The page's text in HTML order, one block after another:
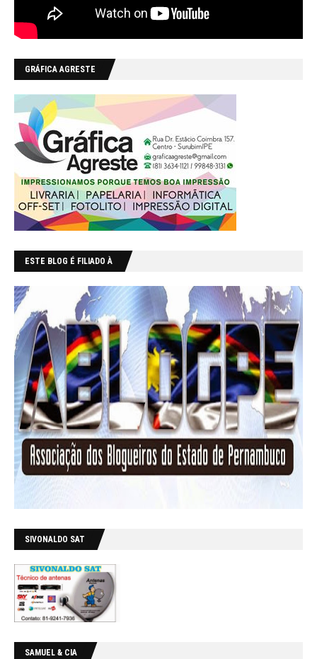
GRÁFICA AGRESTE
ESTE BLOG É FILIADO À
SIVONALDO SAT
SAMUEL & CIA